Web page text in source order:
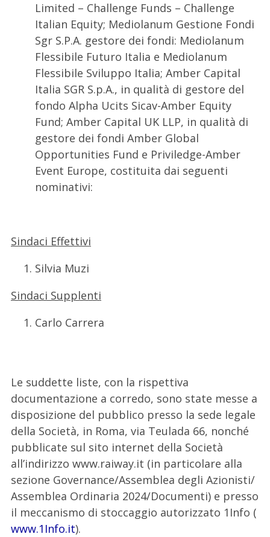
Limited – Challenge Funds – Challenge
Italian Equity; Mediolanum Gestione Fondi
Sgr S.P.A. gestore dei fondi: Mediolanum
Flessibile Futuro Italia e Mediolanum
Flessibile Sviluppo Italia; Amber Capital
Italia SGR S.p.A., in qualità di gestore del
fondo Alpha Ucits Sicav-Amber Equity
Fund; Amber Capital UK LLP, in qualità di
gestore dei fondi Amber Global
Opportunities Fund e Priviledge-Amber
Event Europe, costituita dai seguenti
nominativi:
Sindaci Effettivi
Silvia Muzi
Sindaci Supplenti
Carlo Carrera
Le suddette liste, con la rispettiva
documentazione a corredo, sono state messe a
disposizione del pubblico presso la sede legale
della Società, in Roma, via Teulada 66, nonché
pubblicate sul sito internet della Società
all’indirizzo www.raiway.it (in particolare alla
sezione Governance/Assemblea degli Azionisti/
Assemblea Ordinaria 2024/Documenti) e presso
il meccanismo di stoccaggio autorizzato 1Info (
www.1Info.it).